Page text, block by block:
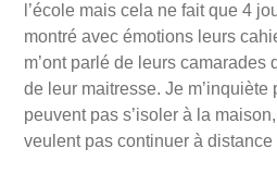
l’école mais cela ne fait que 4
montré avec émotions leurs
m’ont parlé de leurs camarades
de leur maitresse. Je m’inquiète
peuvent pas s’isoler à la
veulent pas continuer à